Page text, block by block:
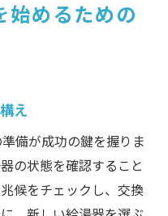
始めるための
え
備が成功の鍵を握りま
の状態を確認すること
候をチェックし、交換